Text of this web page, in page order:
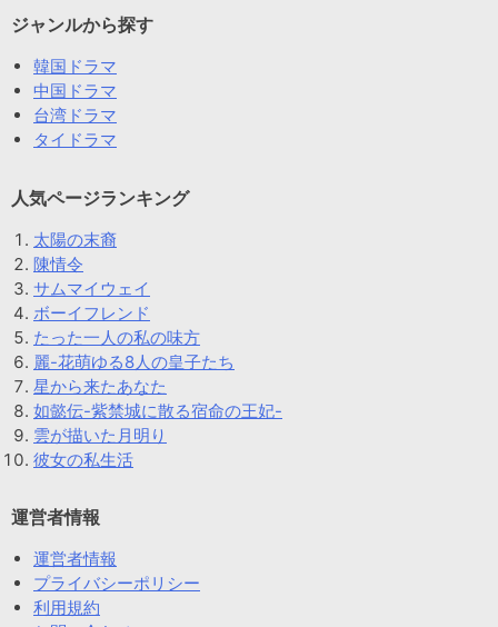
ジャンルから探す
韓国ドラマ
中国ドラマ
台湾ドラマ
タイドラマ
人気ページランキング
太陽の末裔
陳情令
サムマイウェイ
ボーイフレンド
たった一人の私の味方
麗-花萌ゆる8人の皇子たち
星から来たあなた
如懿伝-紫禁城に散る宿命の王妃-
雲が描いた月明り
彼女の私生活
運営者情報
運営者情報
プライバシーポリシー
利用規約